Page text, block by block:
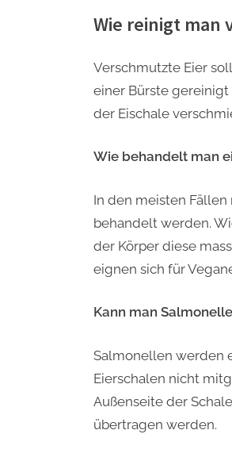
Wie reinigt man
Verschmutzte Eier
einer Bürste gereinigt
der Eischale
Wie behandelt man
In den meisten
behandelt werden.
der Körper diese
eignen sich für
Kann man
Salmonellen werden
Eierschalen nicht
Außenseite der
übertragen werden.